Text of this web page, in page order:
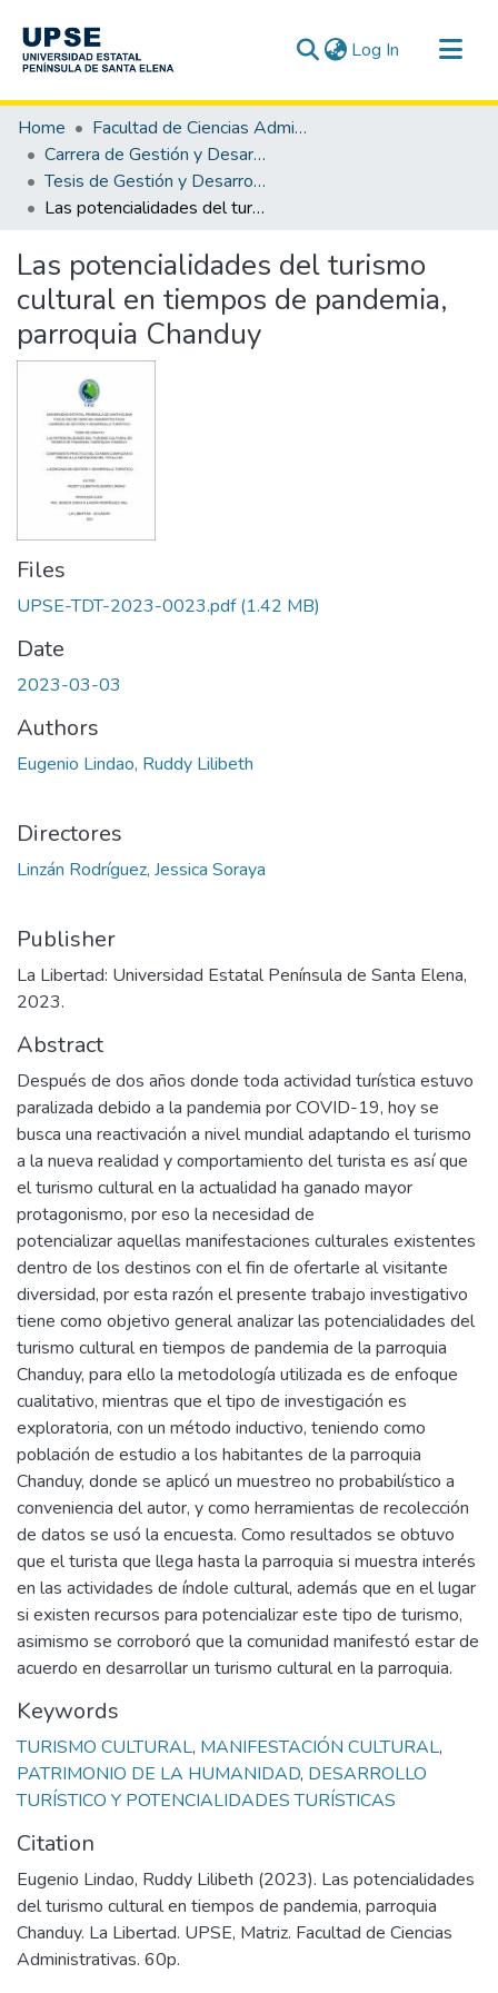
Log In (current)
Communities & Collections
All of DSpace
Statistics
Home
Facultad de Ciencias Administrativas
Carrera de Gestión y Desarrollo Turístico
Tesis de Gestión y Desarrollo Turístico
Las potencialidades del turismo cultural en tiempos de pandemia, parroquia Chanduy
Las potencialidades del turismo
cultural en tiempos de pandemia,
parroquia Chanduy
Files
UPSE-TDT-2023-0023.pdf(1.42 MB)
Date
2023-03-03
Authors
Eugenio Lindao, Ruddy Lilibeth
Directores
Linzán Rodríguez, Jessica Soraya
Publisher
La Libertad: Universidad Estatal Península de Santa Elena,
2023.
Abstract
Después de dos años donde toda actividad turística estuvo
paralizada debido a la pandemia por COVID-19, hoy se
busca una reactivación a nivel mundial adaptando el turismo
a la nueva realidad y comportamiento del turista es así que
el turismo cultural en la actualidad ha ganado mayor
protagonismo, por eso la necesidad de
potencializar aquellas manifestaciones culturales existentes
dentro de los destinos con el fin de ofertarle al visitante
diversidad, por esta razón el presente trabajo investigativo
tiene como objetivo general analizar las potencialidades del
turismo cultural en tiempos de pandemia de la parroquia
Chanduy, para ello la metodología utilizada es de enfoque
cualitativo, mientras que el tipo de investigación es
exploratoria, con un método inductivo, teniendo como
población de estudio a los habitantes de la parroquia
Chanduy, donde se aplicó un muestreo no probabilístico a
conveniencia del autor, y como herramientas de recolección
de datos se usó la encuesta. Como resultados se obtuvo
que el turista que llega hasta la parroquia si muestra interés
en las actividades de índole cultural, además que en el lugar
si existen recursos para potencializar este tipo de turismo,
asimismo se corroboró que la comunidad manifestó estar de
acuerdo en desarrollar un turismo cultural en la parroquia.
Keywords
TURISMO CULTURAL, MANIFESTACIÓN CULTURAL,
PATRIMONIO DE LA HUMANIDAD, DESARROLLO
TURÍSTICO Y POTENCIALIDADES TURÍSTICAS
Citation
Eugenio Lindao, Ruddy Lilibeth (2023). Las potencialidades
del turismo cultural en tiempos de pandemia, parroquia
Chanduy. La Libertad. UPSE, Matriz. Facultad de Ciencias
Administrativas. 60p.